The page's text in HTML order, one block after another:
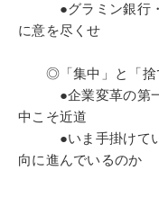
●グラミン銀行・
に意を尽くせ
◎「集中」と「捨て
●企業変革の第一
中こそ近道
●いま手掛けてい
向に進んでいるのか